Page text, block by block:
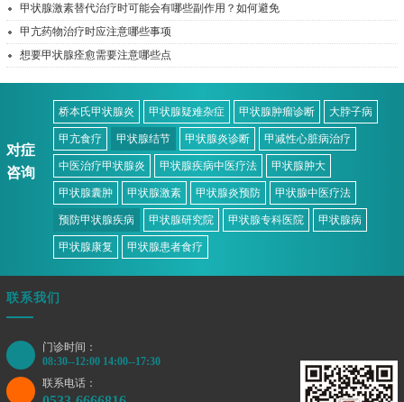
甲状腺激素替代治疗时可能会有哪些副作用？如何避免
甲亢药物治疗时应注意哪些事项
想要甲状腺痊愈需要注意哪些点
对症
咨询
桥本氏甲状腺炎 甲状腺疑难杂症 甲状腺肿瘤诊断 大脖子病
甲亢食疗 甲状腺结节 甲状腺炎诊断 甲减性心脏病治疗
中医治疗甲状腺炎 甲状腺疾病中医疗法 甲状腺肿大
甲状腺囊肿 甲状腺激素 甲状腺炎预防 甲状腺中医疗法
预防甲状腺疾病 甲状腺研究院 甲状腺专科医院 甲状腺病
甲状腺康复 甲状腺患者食疗
联系我们
门诊时间：
08:30--12:00 14:00--17:30
联系电话：